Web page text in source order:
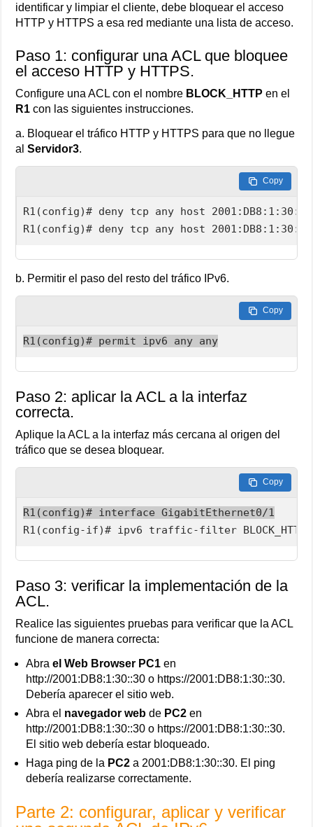
identificar y limpiar el cliente, debe bloquear el acceso
HTTP y HTTPS a esa red mediante una lista de acceso.
Paso 1: configurar una ACL que bloquee
el acceso HTTP y HTTPS.
Configure una ACL con el nombre BLOCK_HTTP en el
R1 con las siguientes instrucciones.
a. Bloquear el tráfico HTTP y HTTPS para que no llegue
alServidor3.
Copy
R1(config)# deny tcp any host
R1(config)# deny tcp any host
b. Permitir el paso del resto del tráfico IPv6.
Copy
R1(config)# permit ipv6 any any
Paso 2: aplicar la ACL a la interfaz
correcta.
Aplique la ACL a la interfaz más cercana al origen del
tráfico que se desea bloquear.
Copy
R1(config)# interface GigabitEthernet0/1
R1(config-if)# ipv6 traffic-filter BLOCK_HTTP
Paso 3: verificar la implementación de la
ACL.
Realice las siguientes pruebas para verificar que la ACL
funcione de manera correcta:
Abrael Web Browser PC1 en
http://2001:DB8:1:30::30 o https://2001:DB8:1:30::30.
Debería aparecer el sitio web.
Abra el navegador web de PC2 en
http://2001:DB8:1:30::30 o https://2001:DB8:1:30::30.
El sitio web debería estar bloqueado.
Haga ping de la PC2 a 2001:DB8:1:30::30. El ping
debería realizarse correctamente.
Parte 2: configurar, aplicar y verificar